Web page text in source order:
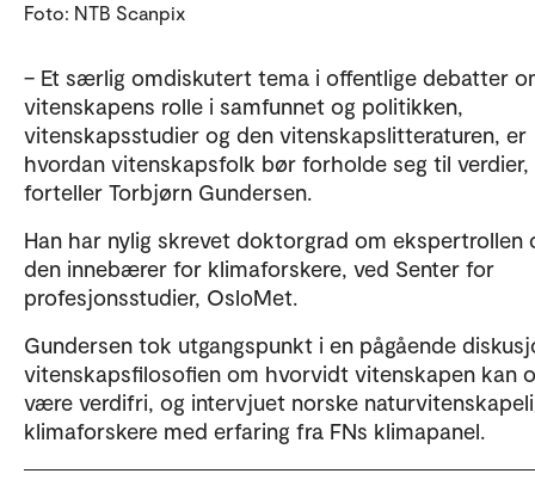
Foto: NTB Scanpix
– Et særlig omdiskutert tema i offentlige debatter
vitenskapens rolle i samfunnet og politikken,
vitenskapsstudier og den vitenskapslitteraturen, er
hvordan vitenskapsfolk bør forholde seg til verdier,
forteller Torbjørn Gundersen.
Han har nylig skrevet doktorgrad om ekspertrollen
den innebærer for klimaforskere, ved Senter for
profesjonsstudier, OsloMet.
Gundersen tok utgangspunkt i en pågående
vitenskapsfilosofien om hvorvidt vitenskapen kan
være verdifri, og intervjuet norske
klimaforskere med erfaring fra FNs klimapanel.